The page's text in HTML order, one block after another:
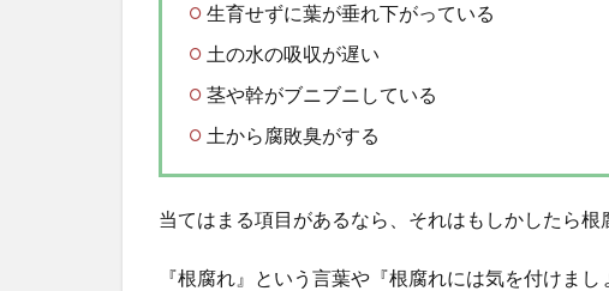
生育せずに葉が垂れ下がっている
土の水の吸収が遅い
茎や幹がブニブニしている
土から腐敗臭がする
当てはまる項目があるなら、それはもしかしたら根
『根腐れ』という言葉や『根腐れには気を付けま